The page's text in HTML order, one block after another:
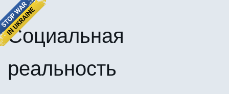
Социальная
реальность